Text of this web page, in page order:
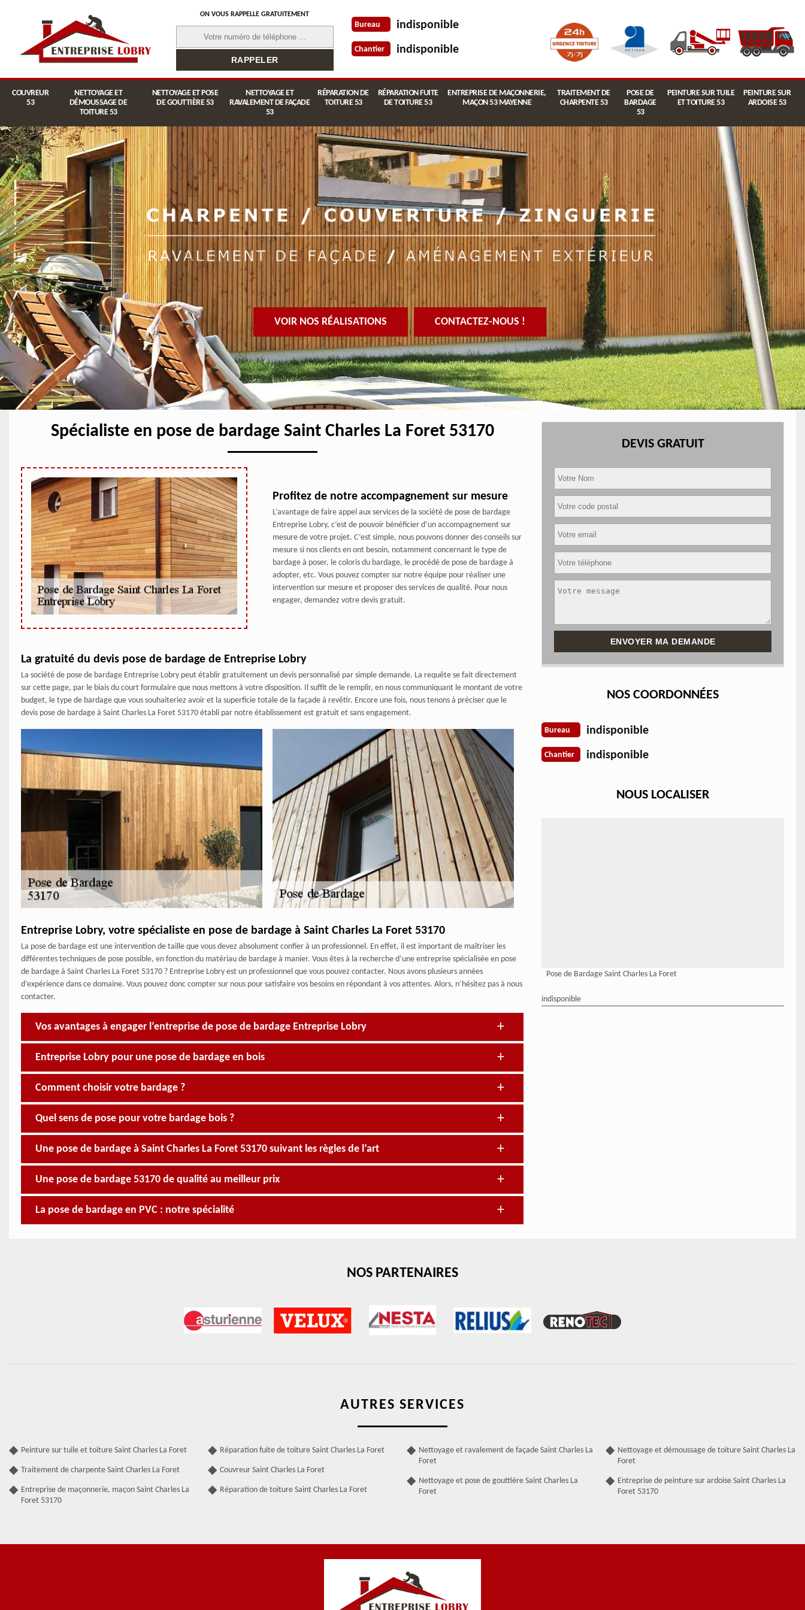
ON VOUS RAPPELLE GRATUITEMENT
Bureau indisponible
Chantier indisponible
COUVREUR
53
NETTOYAGE ET
DÉMOUSSAGE DE
TOITURE 53
NETTOYAGE ET POSE
DE GOUTTIÈRE 53
NETTOYAGE ET
RAVALEMENT DE FAÇADE
53
RÉPARATION DE
TOITURE 53
RÉPARATION FUITE
DE TOITURE 53
ENTREPRISE DE MAÇONNERIE,
MAÇON 53 MAYENNE
TRAITEMENT DE
CHARPENTE 53
POSE DE
BARDAGE
53
PEINTURE SUR TUILE
ET TOITURE 53
PEINTURE SUR
ARDOISE 53
VOIR NOS RÉALISATIONS CONTACTEZ-NOUS !
Spécialiste en pose de bardage Saint Charles La Foret 53170
Profitez de notre accompagnement sur mesure
L’avantage de faire appel aux services de la société de pose de bardage
Entreprise Lobry, c’est de pouvoir bénéficier d’un accompagnement sur
mesure de votre projet. C’est simple, nous pouvons donner des conseils sur
mesure si nos clients en ont besoin, notamment concernant le type de
bardage à poser, le coloris du bardage, le procédé de pose de bardage à
adopter, etc. Vous pouvez compter sur notre équipe pour réaliser une
intervention sur mesure et proposer des services de qualité. Pour nous
engager, demandez votre devis gratuit.
La gratuité du devis pose de bardage de Entreprise Lobry
La société de pose de bardage Entreprise Lobry peut établir gratuitement un devis personnalisé par simple demande. La requête se fait directement
sur cette page, par le biais du court formulaire que nous mettons à votre disposition. Il suffit de le remplir, en nous communiquant le montant de votre
budget, le type de bardage que vous souhaiteriez avoir et la superficie totale de la façade à revêtir. Encore une fois, nous tenons à préciser que le
devis pose de bardage à Saint Charles La Foret 53170 établi par notre établissement est gratuit et sans engagement.
Entreprise Lobry, votre spécialiste en pose de bardage à Saint Charles La Foret 53170
La pose de bardage est une intervention de taille que vous devez absolument confier à un professionnel. En effet, il est important de maîtriser les
différentes techniques de pose possible, en fonction du matériau de bardage à manier. Vous êtes à la recherche d’une entreprise spécialisée en pose
de bardage à Saint Charles La Foret 53170 ? Entreprise Lobry est un professionnel que vous pouvez contacter. Nous avons plusieurs années
d’expérience dans ce domaine. Vous pouvez donc compter sur nous pour satisfaire vos besoins en répondant à vos attentes. Alors, n’hésitez pas à nous
contacter.
Vos avantages à engager l’entreprise de pose de bardage Entreprise Lobry
Entreprise Lobry pour une pose de bardage en bois
Comment choisir votre bardage ?
Quel sens de pose pour votre bardage bois ?
Une pose de bardage à Saint Charles La Foret 53170 suivant les règles de l’art
Une pose de bardage 53170 de qualité au meilleur prix
La pose de bardage en PVC : notre spécialité
DEVIS GRATUIT
NOS COORDONNÉES
Bureau indisponible
Chantier indisponible
NOUS LOCALISER
Pose de Bardage Saint Charles La Foret
indisponible
NOS PARTENAIRES
AUTRES SERVICES
Peinture sur tuile et toiture Saint Charles La Foret
Traitement de charpente Saint Charles La Foret
Entreprise de maçonnerie, maçon Saint Charles La
Foret 53170
Réparation fuite de toiture Saint Charles La Foret
Couvreur Saint Charles La Foret
Réparation de toiture Saint Charles La Foret
Nettoyage et ravalement de façade Saint Charles La
Foret
Nettoyage et pose de gouttière Saint Charles La
Foret
Nettoyage et démoussage de toiture Saint Charles La
Foret
Entreprise de peinture sur ardoise Saint Charles La
Foret 53170